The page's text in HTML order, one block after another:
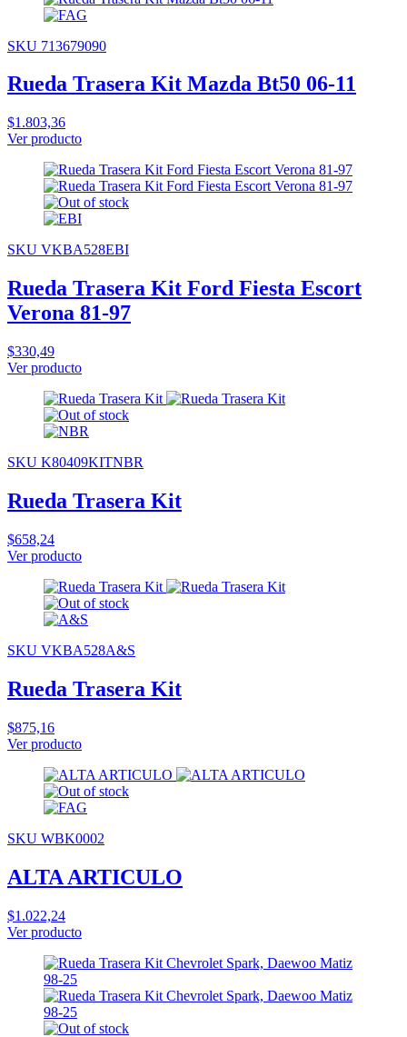
SKU 713679090
Rueda Trasera Kit Mazda Bt50 06-11
$1.803,36
Ver producto
SKU VKBA528EBI
Rueda Trasera Kit Ford Fiesta Escort
Verona 81-97
$330,49
Ver producto
SKU K80409KITNBR
Rueda Trasera Kit
$658,24
Ver producto
SKU VKBA528A&S
Rueda Trasera Kit
$875,16
Ver producto
SKU WBK0002
ALTA ARTICULO
$1.022,24
Ver producto